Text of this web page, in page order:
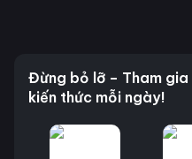
Đừng bỏ lỡ – Tham
kiến thức mỗi ngày!